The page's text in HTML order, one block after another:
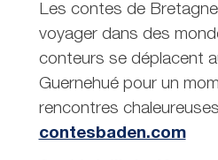
Les contes de
voyager dans des
conteurs se déplacent
Guernehué pour un
rencontres
contesbaden.com